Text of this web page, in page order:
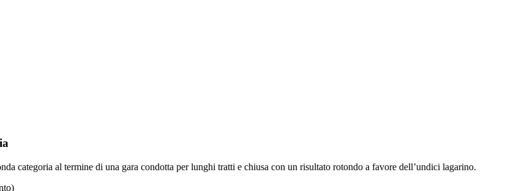
categoria al termine di una gara condotta per lunghi tratti e chiusa con un risultato rotondo a favore dell’undici lagarino.